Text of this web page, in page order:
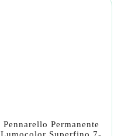
Pennarello Permanente